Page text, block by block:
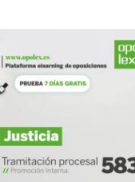
Justicia